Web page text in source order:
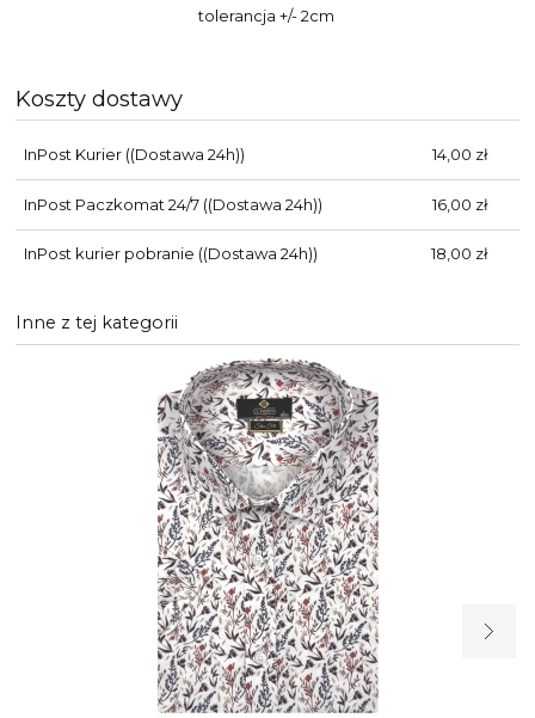
tolerancja +/- 2cm
Koszty dostawy
InPost Kurier ((Dostawa 24h)) 14,00 zł
InPost Paczkomat 24/7((Dostawa 24h)) 16,00 zł
InPost kurier pobranie ((Dostawa 24h)) 18,00 zł
Inne z tej kategorii